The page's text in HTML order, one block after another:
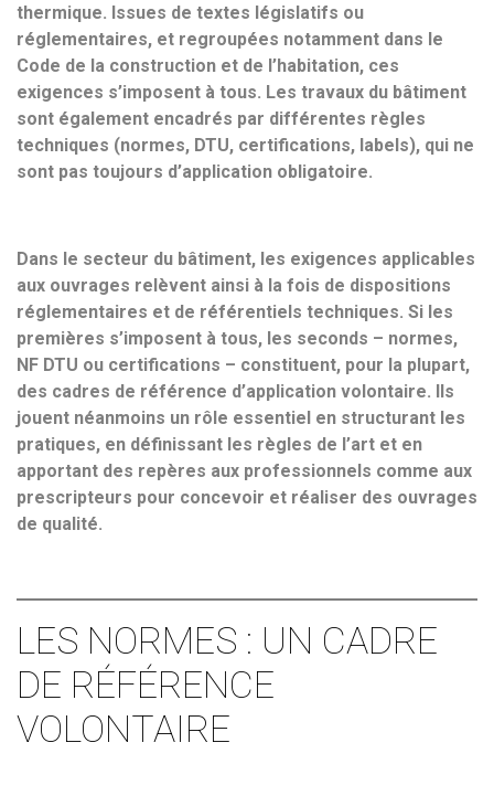
thermique. Issues de textes législatifs ou
réglementaires, et regroupées notamment dans le
Code de la construction et de l’habitation, ces
exigences s’imposent à tous. Les travaux du bâtiment
sont également encadrés par différentes règles
techniques (normes, DTU, certifications, labels), qui ne
sont pas toujours d’application obligatoire.
Dans le secteur du bâtiment, les exigences applicables
aux ouvrages relèvent ainsi à la fois de dispositions
réglementaires et de référentiels techniques. Si les
premières s’imposent à tous, les seconds – normes,
NF DTU ou certifications – constituent, pour la plupart,
des cadres de référence d’application volontaire. Ils
jouent néanmoins un rôle essentiel en structurant les
pratiques, en définissant les règles de l’art et en
apportant des repères aux professionnels comme aux
prescripteurs pour concevoir et réaliser des ouvrages
de qualité.
LES NORMES : UN CADRE
DE RÉFÉRENCE
VOLONTAIRE